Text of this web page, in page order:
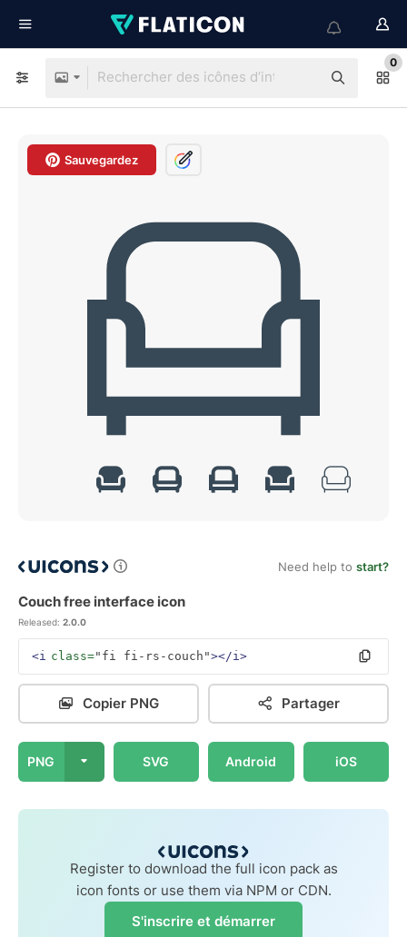
0
Sauvegardez
Need help to start?
Couch free interface icon
Released: 2.0.0
<i class="fi fi-rs-couch"></i>
Copier PNG Partager
PNG SVG Android iOS
Register to download the full icon pack as
icon fonts or use them via NPM or CDN.
S'inscrire et démarrer